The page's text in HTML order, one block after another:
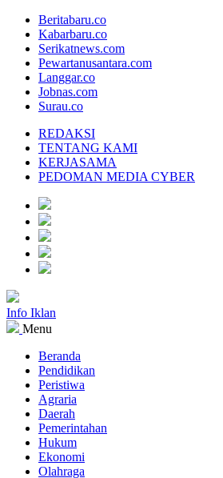
Beritabaru.co
Kabarbaru.co
Serikatnews.com
Pewartanusantara.com
Langgar.co
Jobnas.com
Surau.co
REDAKSI
TENTANG KAMI
KERJASAMA
PEDOMAN MEDIA CYBER
Info Iklan
Menu
Beranda
Pendidikan
Peristiwa
Agraria
Daerah
Pemerintahan
Hukum
Ekonomi
Olahraga